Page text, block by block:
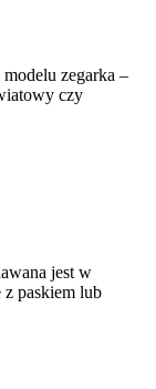
zegarka –
czy
jest w
z paskiem lub